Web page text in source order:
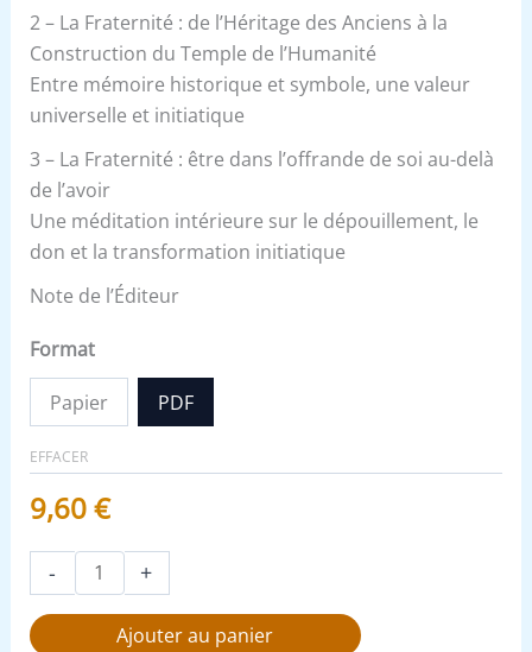
2 – La Fraternité : de l’Héritage des Anciens à la
Construction du Temple de l’Humanité
Entre mémoire historique et symbole, une valeur
universelle et initiatique
3 – La Fraternité : être dans l’offrande de soi au-delà
de l’avoir
Une méditation intérieure sur le dépouillement, le
don et la transformation initiatique
Note de l’Éditeur
Format
Papier PDF
EFFACER
9,60€
- +
Ajouter au panier